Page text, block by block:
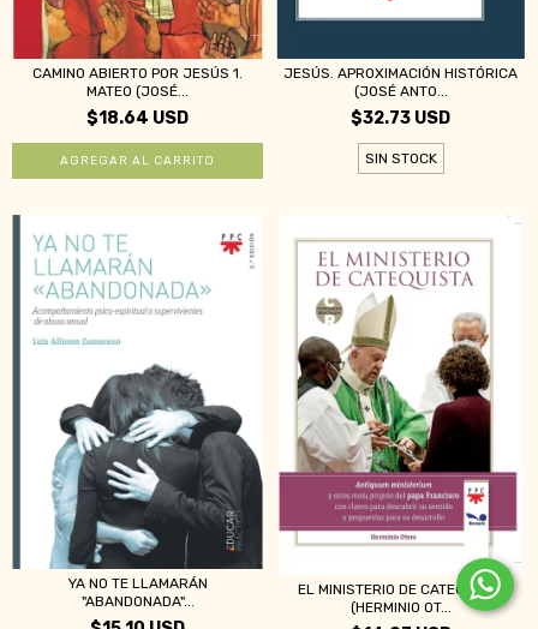
CAMINO ABIERTO POR JESÚS 1.
MATEO (JOSÉ...
$18.64 USD
JESÚS. APROXIMACIÓN HISTÓRICA
(JOSÉ ANTO...
$32.73 USD
SIN STOCK
YA NO TE LLAMARÁN
"ABANDONADA"...
EL MINISTERIO DE CATEQUISTA
(HERMINIO OT...